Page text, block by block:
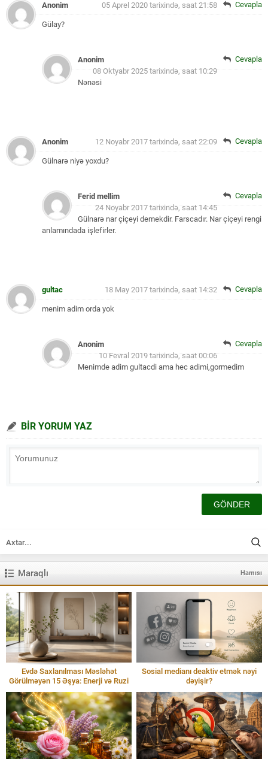
Anonim 05 Aprel 2020 tarixində, saat 21:58
Gülay?
Cevapla
Anonim
08 Oktyabr 2025 tarixində, saat 10:29
Nənəsi
Cevapla
Anonim 12 Noyabr 2017 tarixində, saat 22:09
Gülnarə niyə yoxdu?
Cevapla
Ferid mellim
24 Noyabr 2017 tarixində, saat 14:45
Gülnarə nar çiçeyi demekdir. Farscadır. Nar çiçeyi rengi
anlamındada işlefirler.
Cevapla
gultac 18 May 2017 tarixində, saat 14:32
menim adim orda yok
Cevapla
Anonim
10 Fevral 2019 tarixində, saat 00:06
Menimde adim gultacdi ama hec adimi,gormedim
Cevapla
BİR YORUM YAZ
Maraqlı Hamısı
Evdə Saxlanılması Məsləhət
Görülməyən 15 Əşya: Enerji və Ruzi
Sosial medianı deaktiv etmək nəyi
dəyişir?